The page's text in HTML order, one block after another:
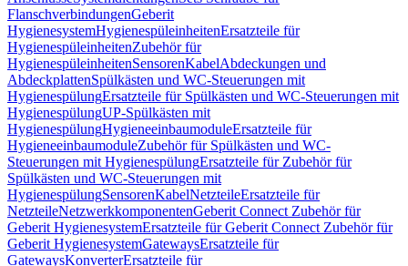
FlanschverbindungenGeberit
HygienesystemHygienespüleinheitenErsatzteile für
HygienespüleinheitenZubehör für
HygienespüleinheitenSensorenKabelAbdeckungen und
AbdeckplattenSpülkästen und WC-Steuerungen mit
HygienespülungErsatzteile für Spülkästen und WC-Steuerungen mit
HygienespülungUP-Spülkästen mit
HygienespülungHygieneeinbaumoduleErsatzteile für
HygieneeinbaumoduleZubehör für Spülkästen und WC-
Steuerungen mit HygienespülungErsatzteile für Zubehör für
Spülkästen und WC-Steuerungen mit
HygienespülungSensorenKabelNetzteileErsatzteile für
NetzteileNetzwerkkomponentenGeberit Connect Zubehör für
Geberit HygienesystemErsatzteile für Geberit Connect Zubehör für
Geberit HygienesystemGatewaysErsatzteile für
GatewaysKonverterErsatzteile für